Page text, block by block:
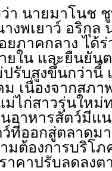
า นายมาโนช
างพเยาว์ อริกุ
ยภาคกลาง ได้
ยใน และยืนยัน
รับสูงขึ้นกว่านี้
เนื่องจากสภา
ไก่สาวรุ่นใหม่
อาหารสัตว์มีแ
ว์ที่ออกสู่ตลาดม
มต้องการบริโ
าคาปรับลดลงต